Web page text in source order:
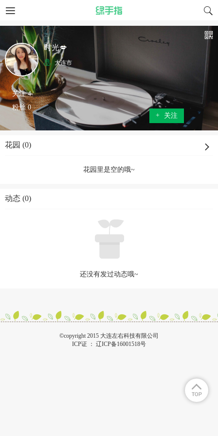
关注 4
粉丝 0
时光💋
大连市
+ 关注
花园 (0)
花园里是空的哦~
动态 (0)
还没有发过动态哦~
©copyright 2015 大连左右科技有限公司
ICP证 ： 辽ICP备16001518号